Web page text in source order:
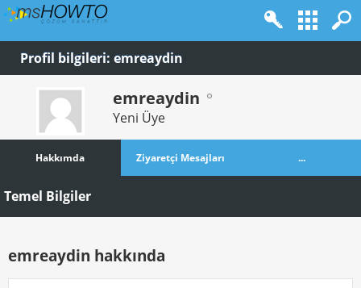
Profil bilgileri: emreaydin
emreaydin
Yeni Üye
Hakkımda Ziyaretçi Mesajları ...
Temel Bilgiler
emreaydin hakkında